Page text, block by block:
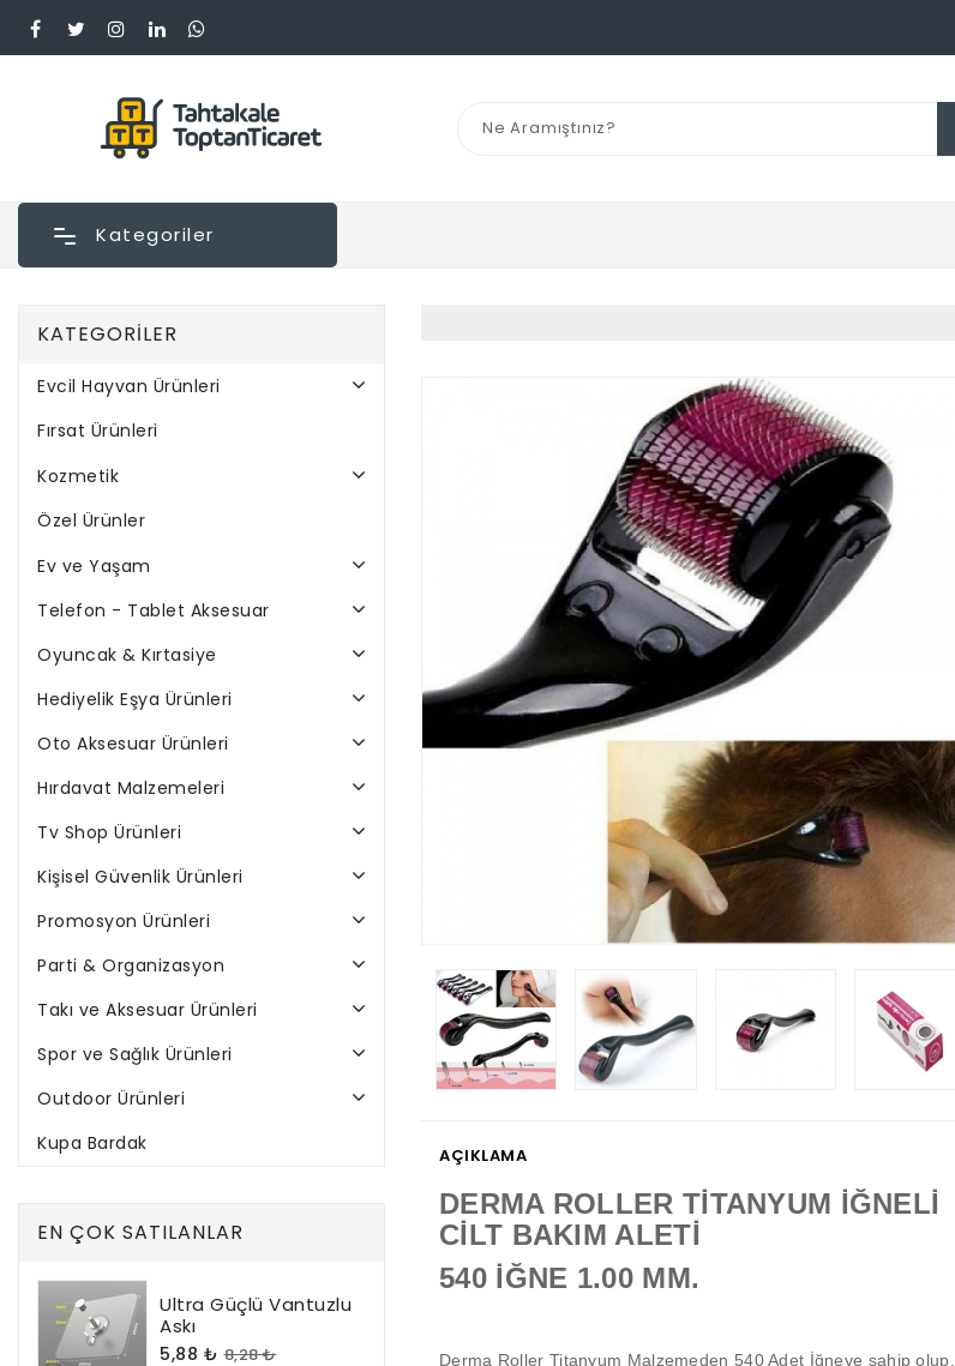
Kategoriler
KATEGORILER
Evcil Hayvan Ürünleri
Fırsat Ürünleri
Kozmetik
Özel Ürünler
Ev ve Yaşam
Telefon - Tablet Aksesuar
Oyuncak & Kırtasiye
Hediyelik Eşya Ürünleri
Oto Aksesuar Ürünleri
Hırdavat Malzemeleri
Tv Shop Ürünleri
Kişisel Güvenlik Ürünleri
Promosyon Ürünleri
Parti & Organizasyon
Takı ve Aksesuar Ürünleri
Spor ve Sağlık Ürünleri
Outdoor Ürünleri
Kupa Bardak
EN ÇOK SATILANLAR
Ultra Güçlü Vantuzlu
Askı
5,88 ₺ 8,28 ₺
AÇIKLAMA
DERMA ROLLER TİTANYUM İĞNELİ
CİLT BAKIM ALETİ
540 İĞNE 1.00 MM.
Derma Roller Titanyum Malzemeden 540 Adet İğneye sahip olup,